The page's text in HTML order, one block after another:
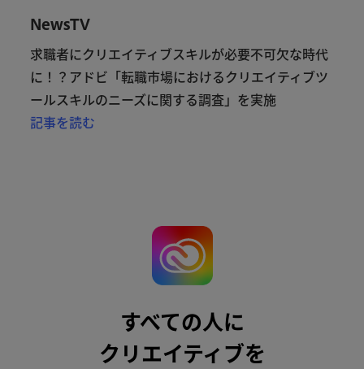
NewsTV
求職者にクリエイティブスキルが必要不可欠な時代
に！？アドビ「転職市場におけるクリエイティブツ
ールスキルのニーズに関する調査」を実施
記事を読む
すべての人に
クリエイティブを